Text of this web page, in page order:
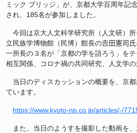
ミック ブリッジ」が、京都大学百周年記
され、185名が参加しました。
今回は京大人文科学研究所（人文研）
立民族学博物館（民博）館長の𠮷田憲司
一所長の３名が「京都の学を語ろう」を
相互関係、コロナ禍の共同研究、人文学の
当日のディスカッションの概要を、京
ています。
https://www.kyoto-np.co.jp/articles/-/
また、当日のようすを撮影した動画を